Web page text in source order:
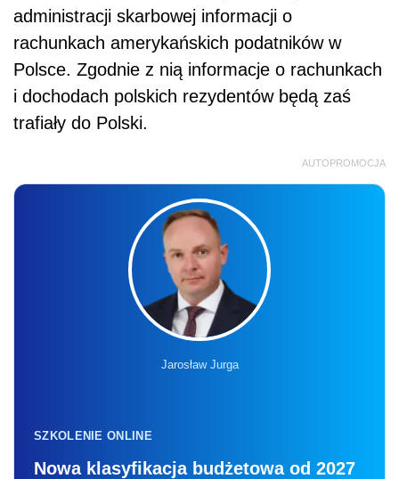
administracji skarbowej informacji o
rachunkach amerykańskich podatników w
Polsce. Zgodnie z nią informacje o rachunkach
i dochodach polskich rezydentów będą zaś
trafiały do Polski.
AUTOPROMOCJA
Jarosław Jurga
SZKOLENIE ONLINE
Nowa klasyfikacja budżetowa od 2027